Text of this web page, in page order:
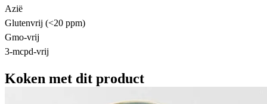
Azië
Glutenvrij (<20 ppm)
Gmo-vrij
3-mcpd-vrij
Koken met dit product